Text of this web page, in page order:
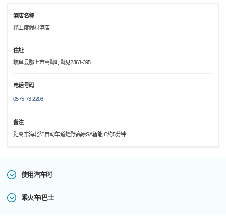
酒店名称
郡上度假村酒店
住址
岐阜县郡上市高鹫町鹫见2363-395
电话号码
0575-73-2206
备注
距离东海北陆自动车道蛭野高原SA智能IC约5分钟
使用汽车时
乘火车/巴士